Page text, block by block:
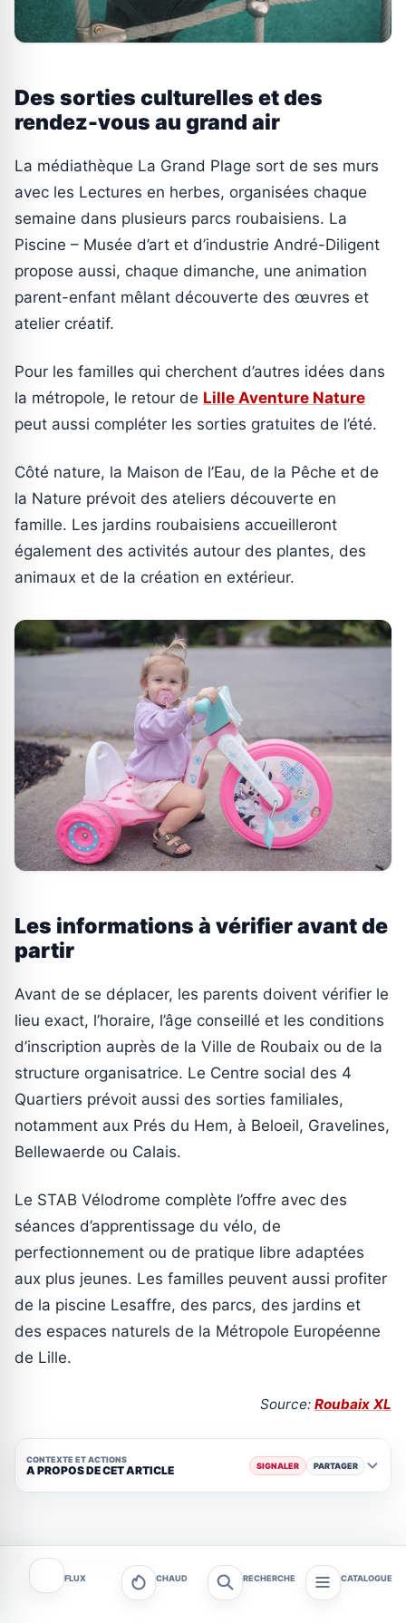
Des sorties culturelles et des
rendez-vous au grand air
La médiathèque La Grand Plage sort de ses murs
avec les Lectures en herbes, organisées chaque
semaine dans plusieurs parcs roubaisiens. La
Piscine – Musée d’art et d’industrie André-Diligent
propose aussi, chaque dimanche, une animation
parent-enfant mêlant découverte des œuvres et
atelier créatif.
Pour les familles qui cherchent d’autres idées dans
la métropole, le retour de Lille Aventure Nature
peut aussi compléter les sorties gratuites de l’été.
Côté nature, la Maison de l’Eau, de la Pêche et de
la Nature prévoit des ateliers découverte en
famille. Les jardins roubaisiens accueilleront
également des activités autour des plantes, des
animaux et de la création en extérieur.
Les informations à vérifier avant de
partir
Avant de se déplacer, les parents doivent vérifier le
lieu exact, l’horaire, l’âge conseillé et les conditions
d’inscription auprès de la Ville de Roubaix ou de la
structure organisatrice. Le Centre social des 4
Quartiers prévoit aussi des sorties familiales,
notamment aux Prés du Hem, à Beloeil, Gravelines,
Bellewaerde ou Calais.
Le STAB Vélodrome complète l’offre avec des
séances d’apprentissage du vélo, de
perfectionnement ou de pratique libre adaptées
aux plus jeunes. Les familles peuvent aussi profiter
de la piscine Lesaffre, des parcs, des jardins et
des espaces naturels de la Métropole Européenne
de Lille.
Source: Roubaix XL
CONTEXTE ET ACTIONS
A PROPOS DE CET ARTICLE SIGNALER PARTAGER
Commentaires
FLUX CHAUD RECHERCHE CATALOGUE